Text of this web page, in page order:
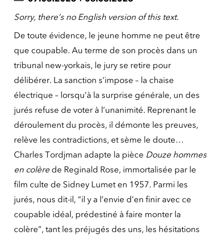
Sorry, there’s no English version of this text.
De toute évidence, le jeune homme ne peut être
que coupable. Au terme de son procès dans un
tribunal new-yorkais, le jury se retire pour
délibérer. La sanction s’impose – la chaise
électrique – lorsqu’à la surprise générale, un des
jurés refuse de voter à l’unanimité. Reprenant le
déroulement du procès, il démonte les preuves,
relève les contradictions, et sème le doute…
Charles Tordjman adapte la pièce Douze hommes
en colère de Reginald Rose, immortalisée par le
film culte de Sidney Lumet en 1957. Parmi les
jurés, nous dit-il, “il y a l’envie d’en finir avec ce
coupable idéal, prédestiné à faire monter la
colère”, tant les préjugés des uns, les hésitations